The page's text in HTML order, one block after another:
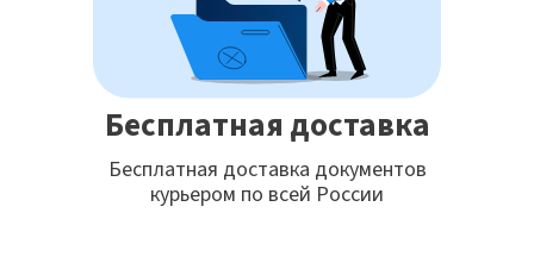
Бесплатная доставка
Бесплатная доставка документов
курьером по всей России